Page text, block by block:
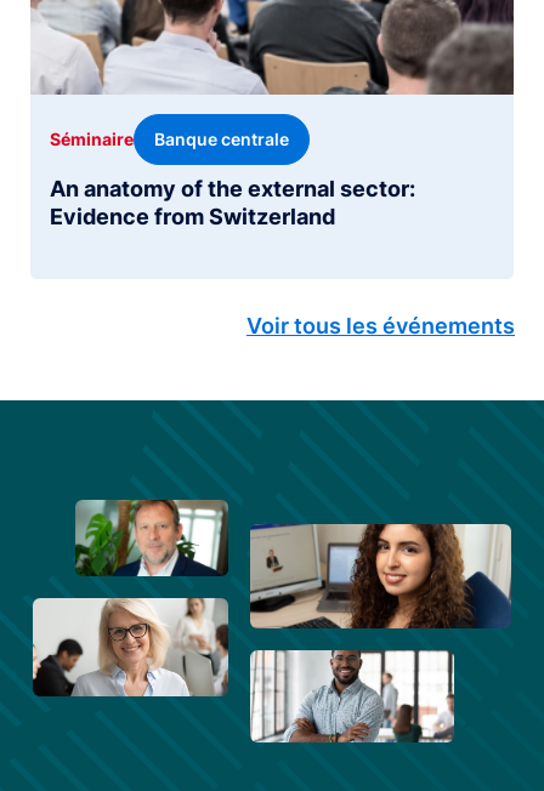
An anatomy of the external sector:
Evidence from Switzerland
Séminaire Banque centrale
Voir tous les événements